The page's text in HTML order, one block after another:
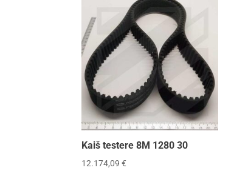
Kaiš testere 8M 1280 30
12.174,09€